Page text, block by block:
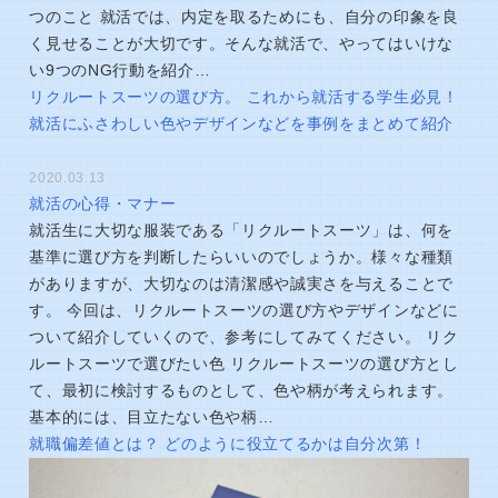
つのこと 就活では、内定を取るためにも、自分の印象を良
く見せることが大切です。そんな就活で、やってはいけな
い9つのNG行動を紹介…
リクルートスーツの選び方。 これから就活する学生必見！
就活にふさわしい色やデザインなどを事例をまとめて紹介
2020.03.13
就活の心得・マナー
就活生に大切な服装である「リクルートスーツ」は、何を
基準に選び方を判断したらいいのでしょうか。様々な種類
がありますが、大切なのは清潔感や誠実さを与えることで
す。 今回は、リクルートスーツの選び方やデザインなどに
ついて紹介していくので、参考にしてみてください。 リク
ルートスーツで選びたい色 リクルートスーツの選び方とし
て、最初に検討するものとして、色や柄が考えられます。
基本的には、目立たない色や柄…
就職偏差値とは？ どのように役立てるかは自分次第！